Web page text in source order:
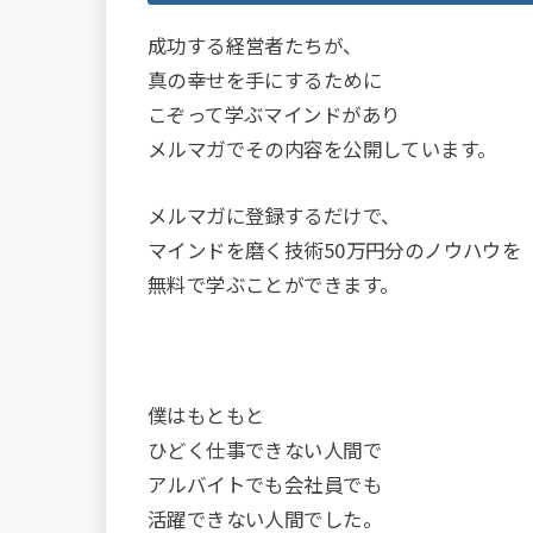
成功する経営者たちが、
真の幸せを手にするために
こぞって学ぶマインドがあり
メルマガでその内容を公開しています。
メルマガに登録するだけで、
マインドを磨く技術50万円分のノウハウを
無料で学ぶことができます。
僕はもともと
ひどく仕事できない人間で
アルバイトでも会社員でも
活躍できない人間でした。